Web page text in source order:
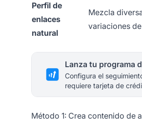
Perfil de
enlaces
natural
Mezcla
variaciones
Lanza tu programa
Configura el
requiere tarjeta de
Método 1: Crea contenido de